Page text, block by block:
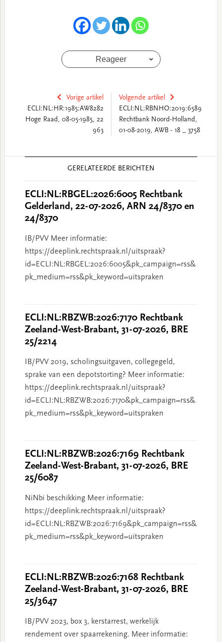
Reageer
Vorige artikel
ECLI:NL:HR:1985:AW8282
Hoge Raad, 08-05-1985, 22
963
Volgende artikel
ECLI:NL:RBNHO:2019:6589
Rechtbank Noord-Holland,
01-08-2019, AWB - 18 _ 3758
GERELATEERDE BERICHTEN
ECLI:NL:RBGEL:2026:6005 Rechtbank
Gelderland, 22-07-2026, ARN 24/8370 en
24/8370
IB/PVV Meer informatie:
https://deeplink.rechtspraak.nl/uitspraak?
id=ECLI:NL:RBGEL:2026:6005&pk_campaign=rss&
pk_medium=rss&pk_keyword=uitspraken
ECLI:NL:RBZWB:2026:7170 Rechtbank
Zeeland-West-Brabant, 31-07-2026, BRE
25/2214
IB/PVV 2019, scholingsuitgaven, collegegeld,
sprake van een depotstorting? Meer informatie:
https://deeplink.rechtspraak.nl/uitspraak?
id=ECLI:NL:RBZWB:2026:7170&pk_campaign=rss&
pk_medium=rss&pk_keyword=uitspraken
ECLI:NL:RBZWB:2026:7169 Rechtbank
Zeeland-West-Brabant, 31-07-2026, BRE
25/6087
NiNbi beschikking Meer informatie:
https://deeplink.rechtspraak.nl/uitspraak?
id=ECLI:NL:RBZWB:2026:7169&pk_campaign=rss&
pk_medium=rss&pk_keyword=uitspraken
ECLI:NL:RBZWB:2026:7168 Rechtbank
Zeeland-West-Brabant, 31-07-2026, BRE
25/3647
IB/PVV 2023, box 3, kerstarrest, werkelijk
rendement over spaarrekening. Meer informatie: